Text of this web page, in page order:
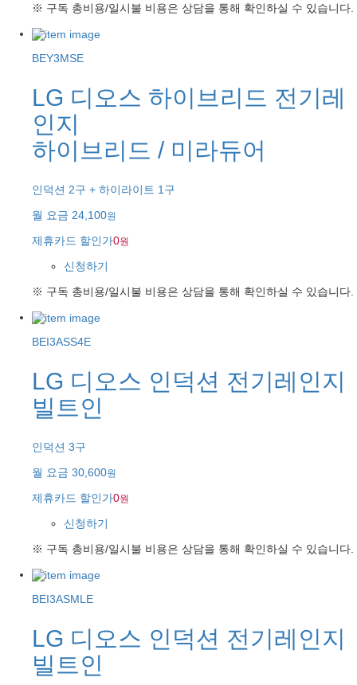
※ 구독 총비용/일시불 비용은 상담을 통해 확인하실 수 있습니다.
BEY3MSE
LG 디오스 하이브리드 전기레
인지
하이브리드 / 미라듀어
인덕션 2구 + 하이라이트 1구
월 요금 24,100원
제휴카드 할인가0원
신청하기
※ 구독 총비용/일시불 비용은 상담을 통해 확인하실 수 있습니다.
BEI3ASS4E
LG 디오스 인덕션 전기레인지
빌트인
인덕션 3구
월 요금 30,600원
제휴카드 할인가0원
신청하기
※ 구독 총비용/일시불 비용은 상담을 통해 확인하실 수 있습니다.
BEI3ASMLE
LG 디오스 인덕션 전기레인지
빌트인